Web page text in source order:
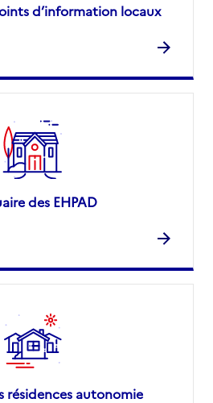
d’information locaux
des EHPAD
résidences autonomie